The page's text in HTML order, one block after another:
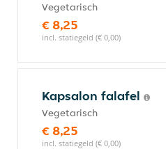
Vegetarisch
€ 8,25
incl. statiegeld (€ 0,00)
Kapsalon falafel
Vegetarisch
€ 8,25
incl. statiegeld (€ 0,00)